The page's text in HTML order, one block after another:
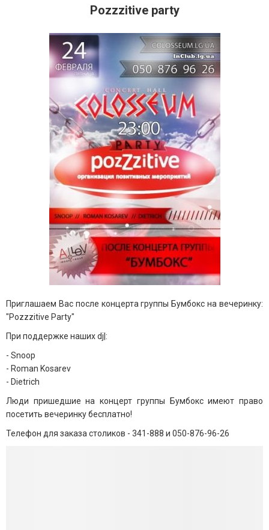
Pozzzitive party
Приглашаем Вас после концерта группы Бумбокс на вечеринку:
"Pozzzitive Party"
При поддержке наших dj|:
- Snoop
- Roman Kosarev
- Dietrich
Люди пришедшие на концерт группы Бумбокс имеют право
посетить вечеринку бесплатно!
Телефон для заказа столиков - 341-888 и 050-876-96-26